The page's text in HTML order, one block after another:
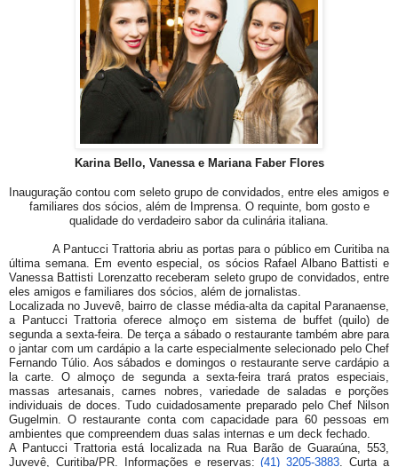
Karina Bello, Vanessa e Mariana Faber Flores
Inauguração contou com seleto grupo de convidados, entre eles amigos e
familiares dos sócios, além de Imprensa. O requinte, bom gosto e
qualidade do verdadeiro sabor da culinária italiana.
A Pantucci Trattoria abriu as portas para o público em Curitiba na
última semana. Em evento especial, os sócios Rafael Albano Battisti e
Vanessa Battisti Lorenzatto receberam seleto grupo de convidados, entre
eles amigos e familiares dos sócios, além de jornalistas.
Localizada no Juvevê, bairro de classe média-alta da capital Paranaense,
a Pantucci Trattoria oferece almoço em sistema de buffet (quilo) de
segunda a sexta-feira. De terça a sábado o restaurante também abre para
o jantar com um cardápio a la carte especialmente selecionado pelo Chef
Fernando Túlio. Aos sábados e domingos o restaurante serve cardápio a
la carte. O almoço de segunda a sexta-feira trará pratos especiais,
massas artesanais, carnes nobres, variedade de saladas e porções
individuais de doces. Tudo cuidadosamente preparado pelo Chef Nilson
Gugelmin. O restaurante conta com capacidade para 60 pessoas em
ambientes que compreendem duas salas internas e um deck fechado.
A Pantucci Trattoria está localizada na Rua Barão de Guaraúna, 553,
Juvevê, Curitiba/PR. Informações e reservas:(41) 3205-3883 . Curta a